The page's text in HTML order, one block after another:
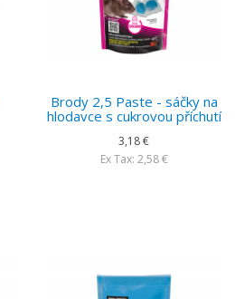
Brody 2,5 Paste - sáčky na
hlodavce s cukrovou příchutí
3,18 €
Ex Tax: 2,58 €